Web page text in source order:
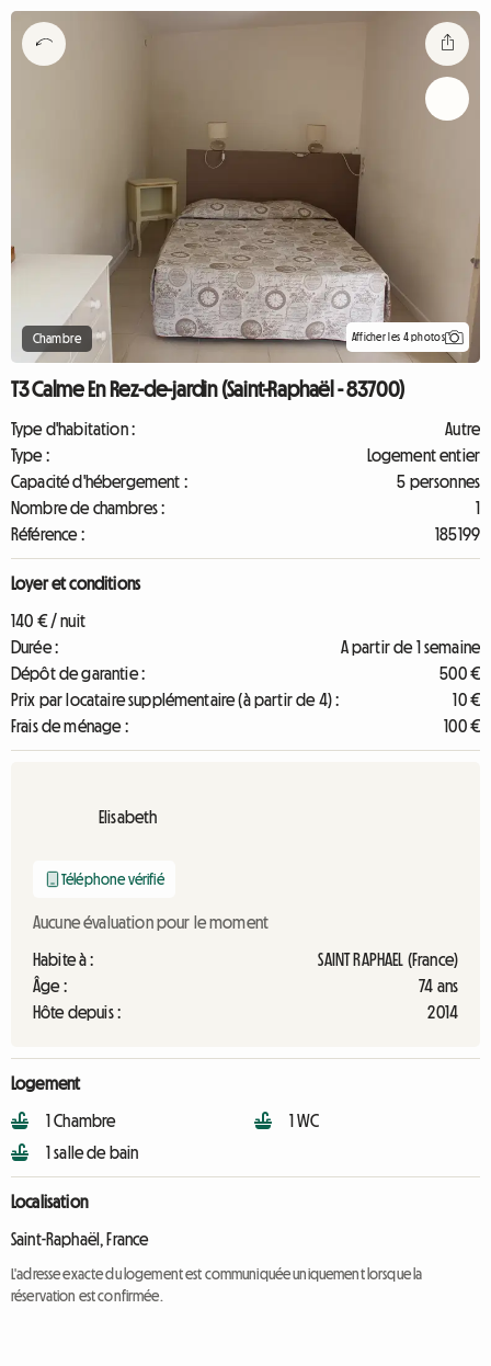
Chambre Afficher les 4 photos
T3 Calme En Rez-de-jardin (Saint-Raphaël - 83700)
Type d'habitation :
Autre
Type :
Logement entier
Capacité d'hébergement :
5 personnes
Nombre de chambres :
1
Référence :
185199
Loyer et conditions
140 € / nuit
Durée :
A partir de 1 semaine
Dépôt de garantie :
500 €
Prix par locataire supplémentaire (à partir de 4) :
10 €
Frais de ménage :
100 €
Elisabeth
Téléphone vérifié
Aucune évaluation pour le moment
Habite à :
SAINT RAPHAEL (France)
Âge :
74 ans
Hôte depuis :
2014
Logement
1 Chambre
1 salle de bain
1 WC
Localisation
Saint-Raphaël, France
L'adresse exacte du logement est communiquée uniquement lorsque la
réservation est confirmée.